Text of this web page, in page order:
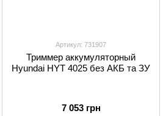
Артикул: 731907
Триммер аккумуляторный
Hyundai HYT 4025 без АКБ та ЗУ
7 053 грн